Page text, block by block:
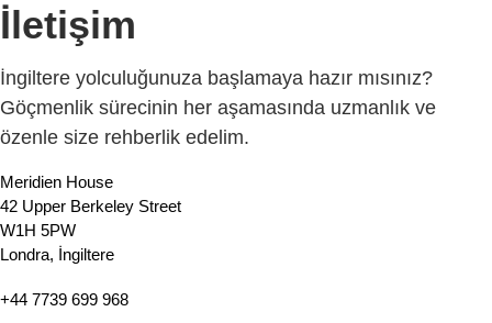
İletişim
İngiltere yolculuğunuza başlamaya hazır mısınız?
Göçmenlik sürecinin her aşamasında uzmanlık ve
özenle size rehberlik edelim.
Meridien House
42 Upper Berkeley Street
W1H 5PW
Londra, İngiltere
+44 7739 699 968